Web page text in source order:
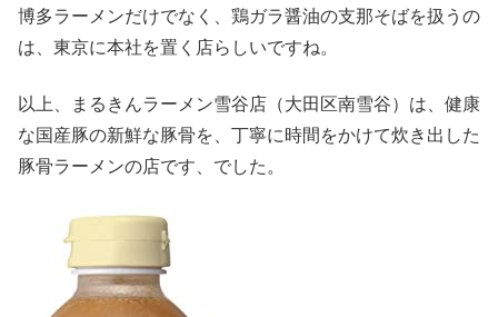
博多ラーメンだけでなく、鶏ガラ醤油の支那そばを扱うの
は、東京に本社を置く店らしいですね。
以上、まるきんラーメン雪谷店（大田区南雪谷）は、健康
な国産豚の新鮮な豚骨を、丁寧に時間をかけて炊き出した
豚骨ラーメンの店です、でした。